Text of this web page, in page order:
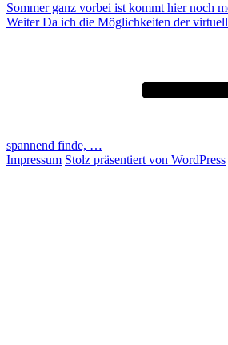
Sommer ganz vorbei ist kommt hier noch
Nächster
Weiter Da ich die Möglichkeiten der
spannend finde, …
Impressum Stolz präsentiert von WordPress